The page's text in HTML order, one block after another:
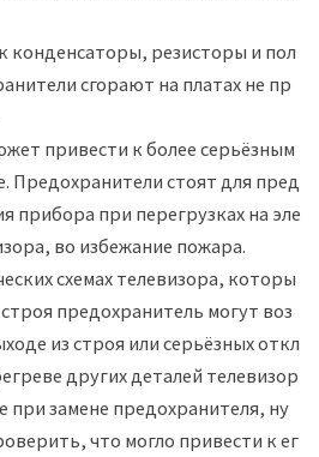
конденсаторы, резисторы и пол
сгорают на платах не пр
привести к более серьёзным
. Предохранители стоят для пред
прибора при перегрузках на эле
, во избежание пожара.
схемах телевизора, которы
строя предохранитель могут воз
из строя или серьёзныхоткл
других деталей телевизор
при замене предохранителя, ну
, что могло привести к ег